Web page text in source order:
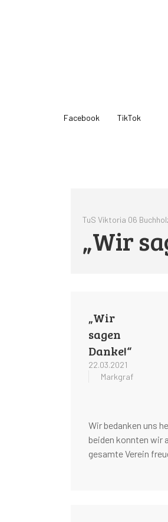
Facebook TikTok
TuS Viktoria 06
„Wir
„Wir
sagen
Danke!“
22.03.2021
Markgraf
Wir bedanken uns
beiden konnten wir
gesamte Verein